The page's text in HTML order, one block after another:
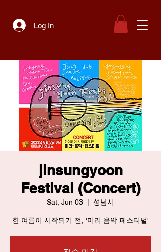
Log In
jinsungyoon
Festival (Concert)
Sat, Jun 03 성남시
한 여름이 시작되기 전, '미리 음악 페스티벌'